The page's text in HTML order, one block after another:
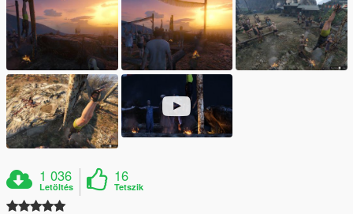
1 036
Letöltés
16
Tetszik